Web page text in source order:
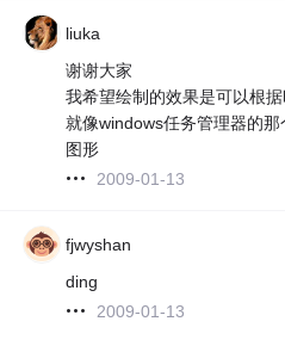
liuka
谢谢大家
我希望绘制的效果是可以根
就像windows任务管理器的
图形
2009-01-13
fjwyshan
ding
2009-01-13